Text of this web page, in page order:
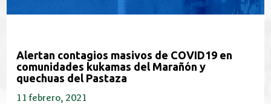
Alertan contagios masivos de COVID19 en
comunidades kukamas del Marañón y
quechuas del Pastaza
11 febrero, 2021